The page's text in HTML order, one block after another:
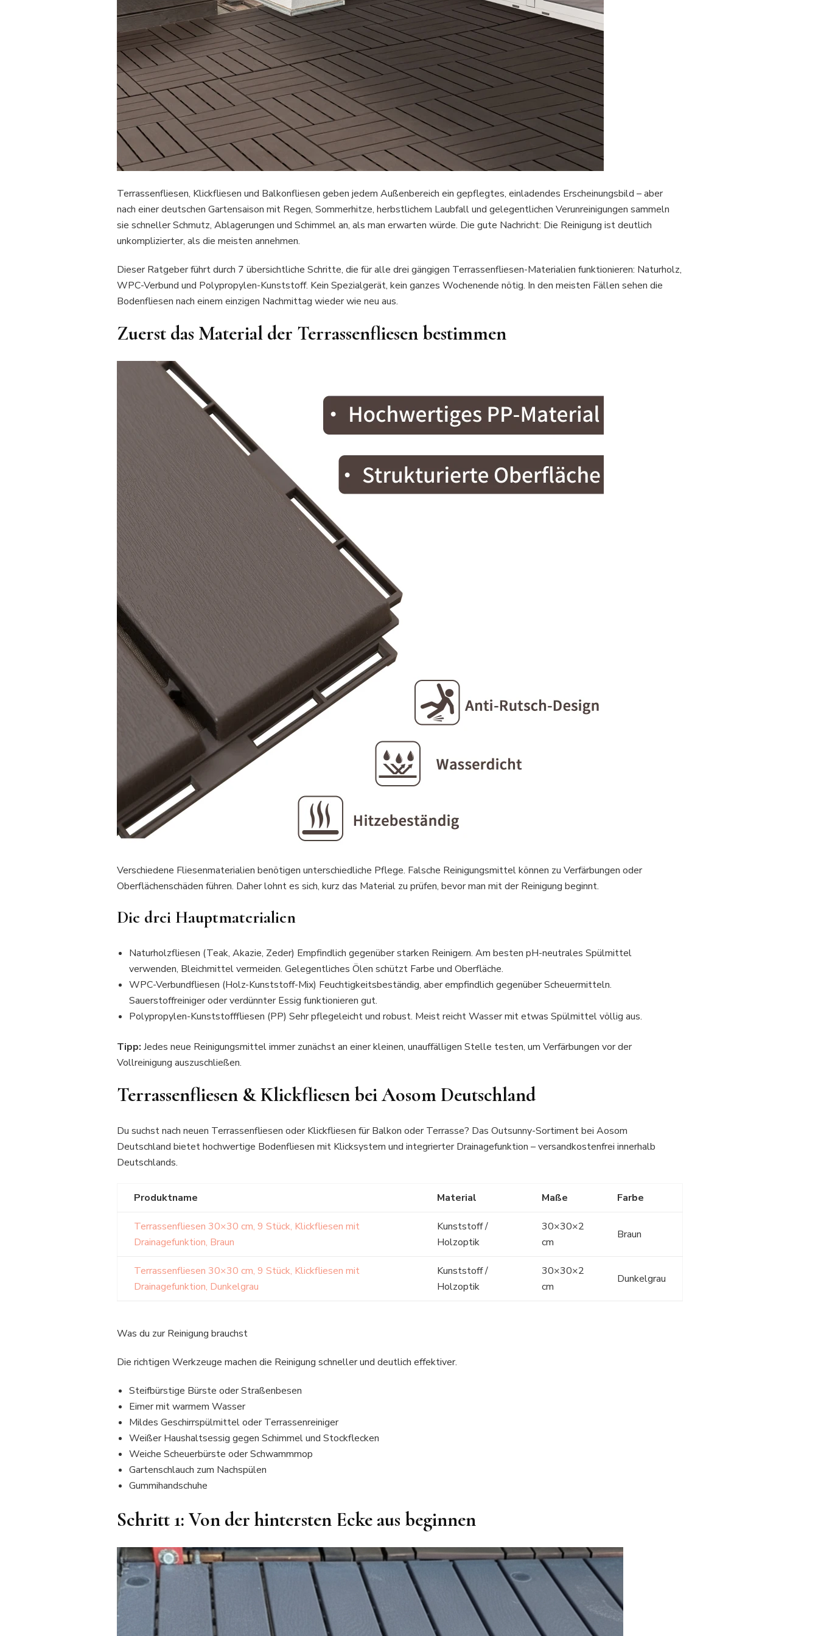
Terrassenfliesen, Klickfliesen und Balkonfliesen geben jedem Außenbereich ein gepflegtes, einladendes Erscheinungsbild – aber
nach einer deutschen Gartensaison mit Regen, Sommerhitze, herbstlichem Laubfall und gelegentlichen Verunreinigungen sammeln
sie schneller Schmutz, Ablagerungen und Schimmel an, als man erwarten würde. Die gute Nachricht: Die Reinigung ist deutlich
unkomplizierter, als die meisten annehmen.
Dieser Ratgeber führt durch 7 übersichtliche Schritte, die für alle drei gängigen Terrassenfliesen-Materialien funktionieren: Naturholz,
WPC-Verbund und Polypropylen-Kunststoff. Kein Spezialgerät, kein ganzes Wochenende nötig. In den meisten Fällen sehen die
Bodenfliesen nach einem einzigen Nachmittag wieder wie neu aus.
Zuerst das Material der Terrassenfliesen bestimmen
Verschiedene Fliesenmaterialien benötigen unterschiedliche Pflege. Falsche Reinigungsmittel können zu Verfärbungen oder
Oberflächenschäden führen. Daher lohnt es sich, kurz das Material zu prüfen, bevor man mit der Reinigung beginnt.
Die drei Hauptmaterialien
Naturholzfliesen (Teak, Akazie, Zeder) Empfindlich gegenüber starken Reinigern. Am besten pH-neutrales Spülmittel
verwenden, Bleichmittel vermeiden. Gelegentliches Ölen schützt Farbe und Oberfläche.
WPC-Verbundfliesen (Holz-Kunststoff-Mix) Feuchtigkeitsbeständig, aber empfindlich gegenüber Scheuermitteln.
Sauerstoffreiniger oder verdünnter Essig funktionieren gut.
Polypropylen-Kunststofffliesen (PP) Sehr pflegeleicht und robust. Meist reicht Wasser mit etwas Spülmittel völlig aus.
Tipp: Jedes neue Reinigungsmittel immer zunächst an einer kleinen, unauffälligen Stelle testen, um Verfärbungen vor der
Vollreinigung auszuschließen.
Terrassenfliesen & Klickfliesen bei Aosom Deutschland
Du suchst nach neuen Terrassenfliesen oder Klickfliesen für Balkon oder Terrasse? Das Outsunny-Sortiment bei Aosom
Deutschland bietet hochwertige Bodenfliesen mit Klicksystem und integrierter Drainagefunktion – versandkostenfrei innerhalb
Deutschlands.
Produktname Material Maße Farbe
Terrassenfliesen 30×30 cm, 9 Stück, Klickfliesen mit
Drainagefunktion, Braun
Kunststoff /
Holzoptik
30×30×2
cm
Braun
Terrassenfliesen 30×30 cm, 9 Stück, Klickfliesen mit
Drainagefunktion, Dunkelgrau
Kunststoff /
Holzoptik
30×30×2
cm
Dunkelgrau
Was du zur Reinigung brauchst
Die richtigen Werkzeuge machen die Reinigung schneller und deutlich effektiver.
Steifbürstige Bürste oder Straßenbesen
Eimer mit warmem Wasser
Mildes Geschirrspülmittel oder Terrassenreiniger
Weißer Haushaltsessig gegen Schimmel und Stockflecken
Weiche Scheuerbürste oder Schwammmop
Gartenschlauch zum Nachspülen
Gummihandschuhe
Schritt 1: Von der hintersten Ecke aus beginnen